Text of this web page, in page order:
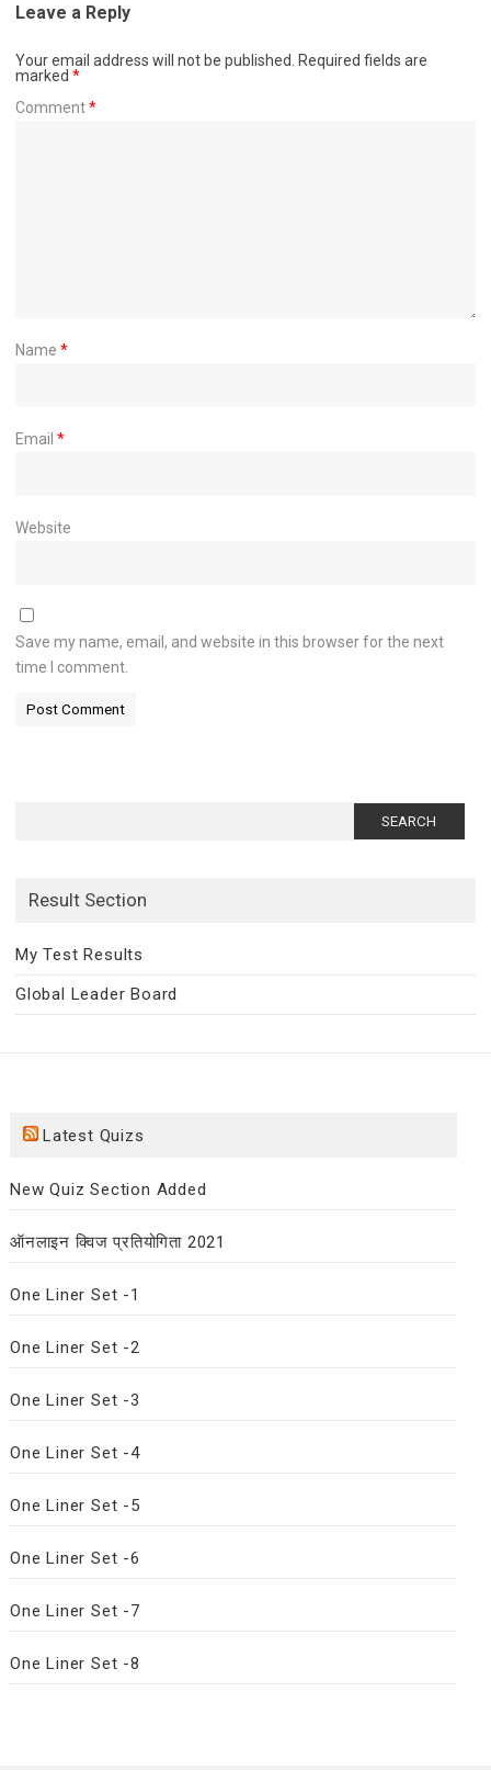
Leave a Reply
Your email address will not be published.
Required fields are
marked *
Comment*
Name *
Email *
Website
Save my name, email, and website in this browser for the next
time I comment.
Result Section
My Test Results
Global Leader Board
Latest Quizs
New Quiz Section Added
ऑनलाइन क्विज प्रतियोगिता 2021
One Liner Set -1
One Liner Set -2
One Liner Set -3
One Liner Set -4
One Liner Set -5
One Liner Set -6
One Liner Set -7
One Liner Set -8